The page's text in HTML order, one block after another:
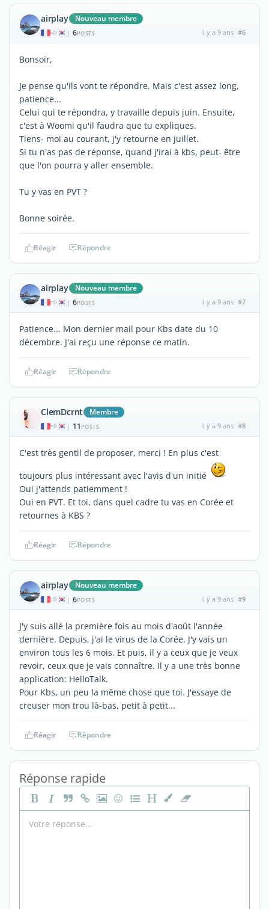
airplay Nouveau membre
| 6POSTS il y a 9 ans #6
Bonsoir,
Je pense qu'ils vont te répondre. Mais c'est assez long,
patience...
Celui qui te répondra, y travaille depuis juin. Ensuite,
c'est à Woomi qu'il faudra que tu expliques.
Tiens- moi au courant, j'y retourne en juillet.
Si tu n'as pas de réponse, quand j'irai à kbs, peut- être
que l'on pourra y aller ensemble.
Tu y vas en PVT ?
Bonne soirée.
Réagir Répondre
airplay Nouveau membre
| 6POSTS il y a 9 ans #7
Patience... Mon dernier mail pour Kbs date du 10
décembre. J'ai reçu une réponse ce matin.
Réagir Répondre
ClemDcrnt Membre
| 11 POSTS il y a 9 ans #8
C'est très gentil de proposer, merci ! En plus c'est
toujours plus intéressant avec l'avis d'un initié
Oui j'attends patiemment !
Oui en PVT. Et toi, dans quel cadre tu vas en Corée et
retournes à KBS ?
Réagir Répondre
airplay Nouveau membre
| 6POSTS il y a 9 ans #9
J'y suis allé la première fois au mois d'août l'année
dernière. Depuis, j'ai le virus de la Corée. J'y vais un
environ tous les 6 mois. Et puis, il y a ceux que je veux
revoir, ceux que je vais connaître. Il y a une très bonne
application: HelloTalk.
Pour Kbs, un peu la même chose que toi. J'essaye de
creuser mon trou là-bas, petit à petit...
Réagir Répondre
Réponse rapide